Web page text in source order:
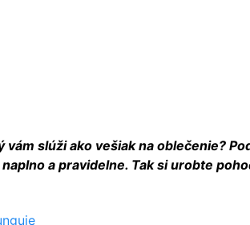
slúži ako vešiak na oblečenie?
a pravidelne. Tak si urobte